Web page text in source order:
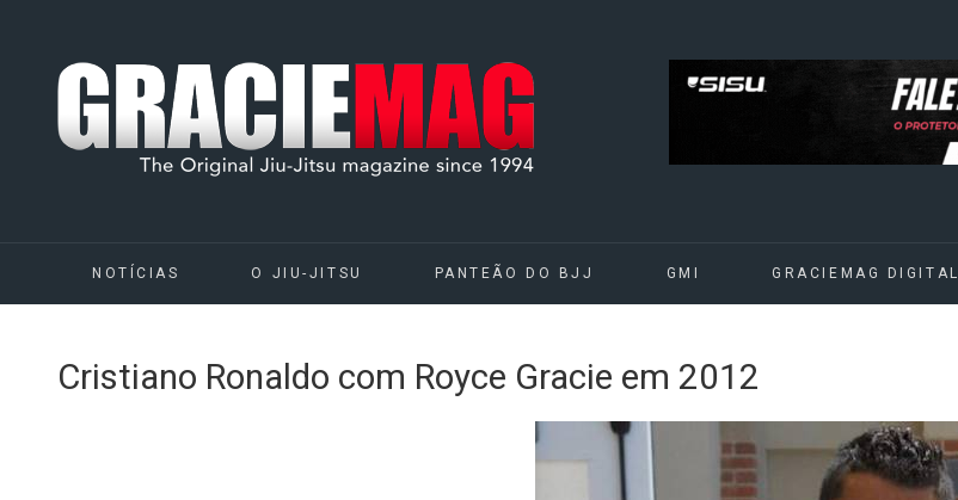
NOTÍCIAS O JIU-JITSU PANTEÃO DO BJJ GMI GRACIEMAG DIGITAL
Cristiano Ronaldo com Royce Gracie em 2012